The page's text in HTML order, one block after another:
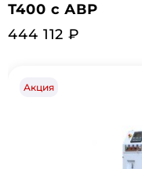
Т400 с АВР
444 112 ₽
Акция